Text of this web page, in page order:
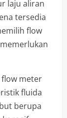
laju aliran
tersedia
flow
meter
fluida
berupa